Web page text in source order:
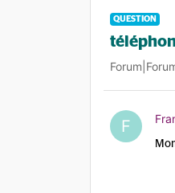
QUESTION
F